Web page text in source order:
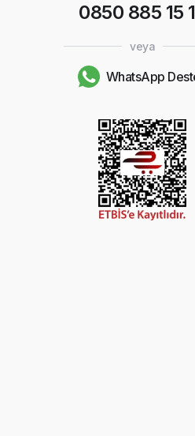
0850 885 15
veya
WhatsApp